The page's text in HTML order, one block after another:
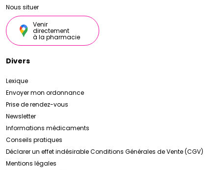
Nous situer
Venir
directement
à la pharmacie
Divers
Lexique
Envoyer mon ordonnance
Prise de rendez-vous
Newsletter
Informations médicaments
Conseils pratiques
Déclarer un effet indésirableConditions Générales de Vente (CGV)
Mentions légales